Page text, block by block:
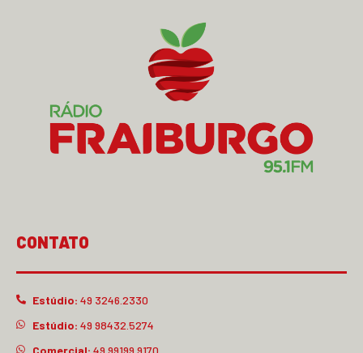
CONTATO
Estúdio: 49 3246.2330
Estúdio: 49 98432.5274
Comercial: 49 99199.9170